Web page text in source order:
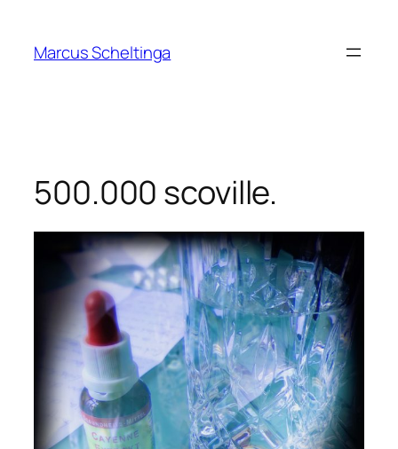
springen
Marcus Scheltinga
500.000 scoville.